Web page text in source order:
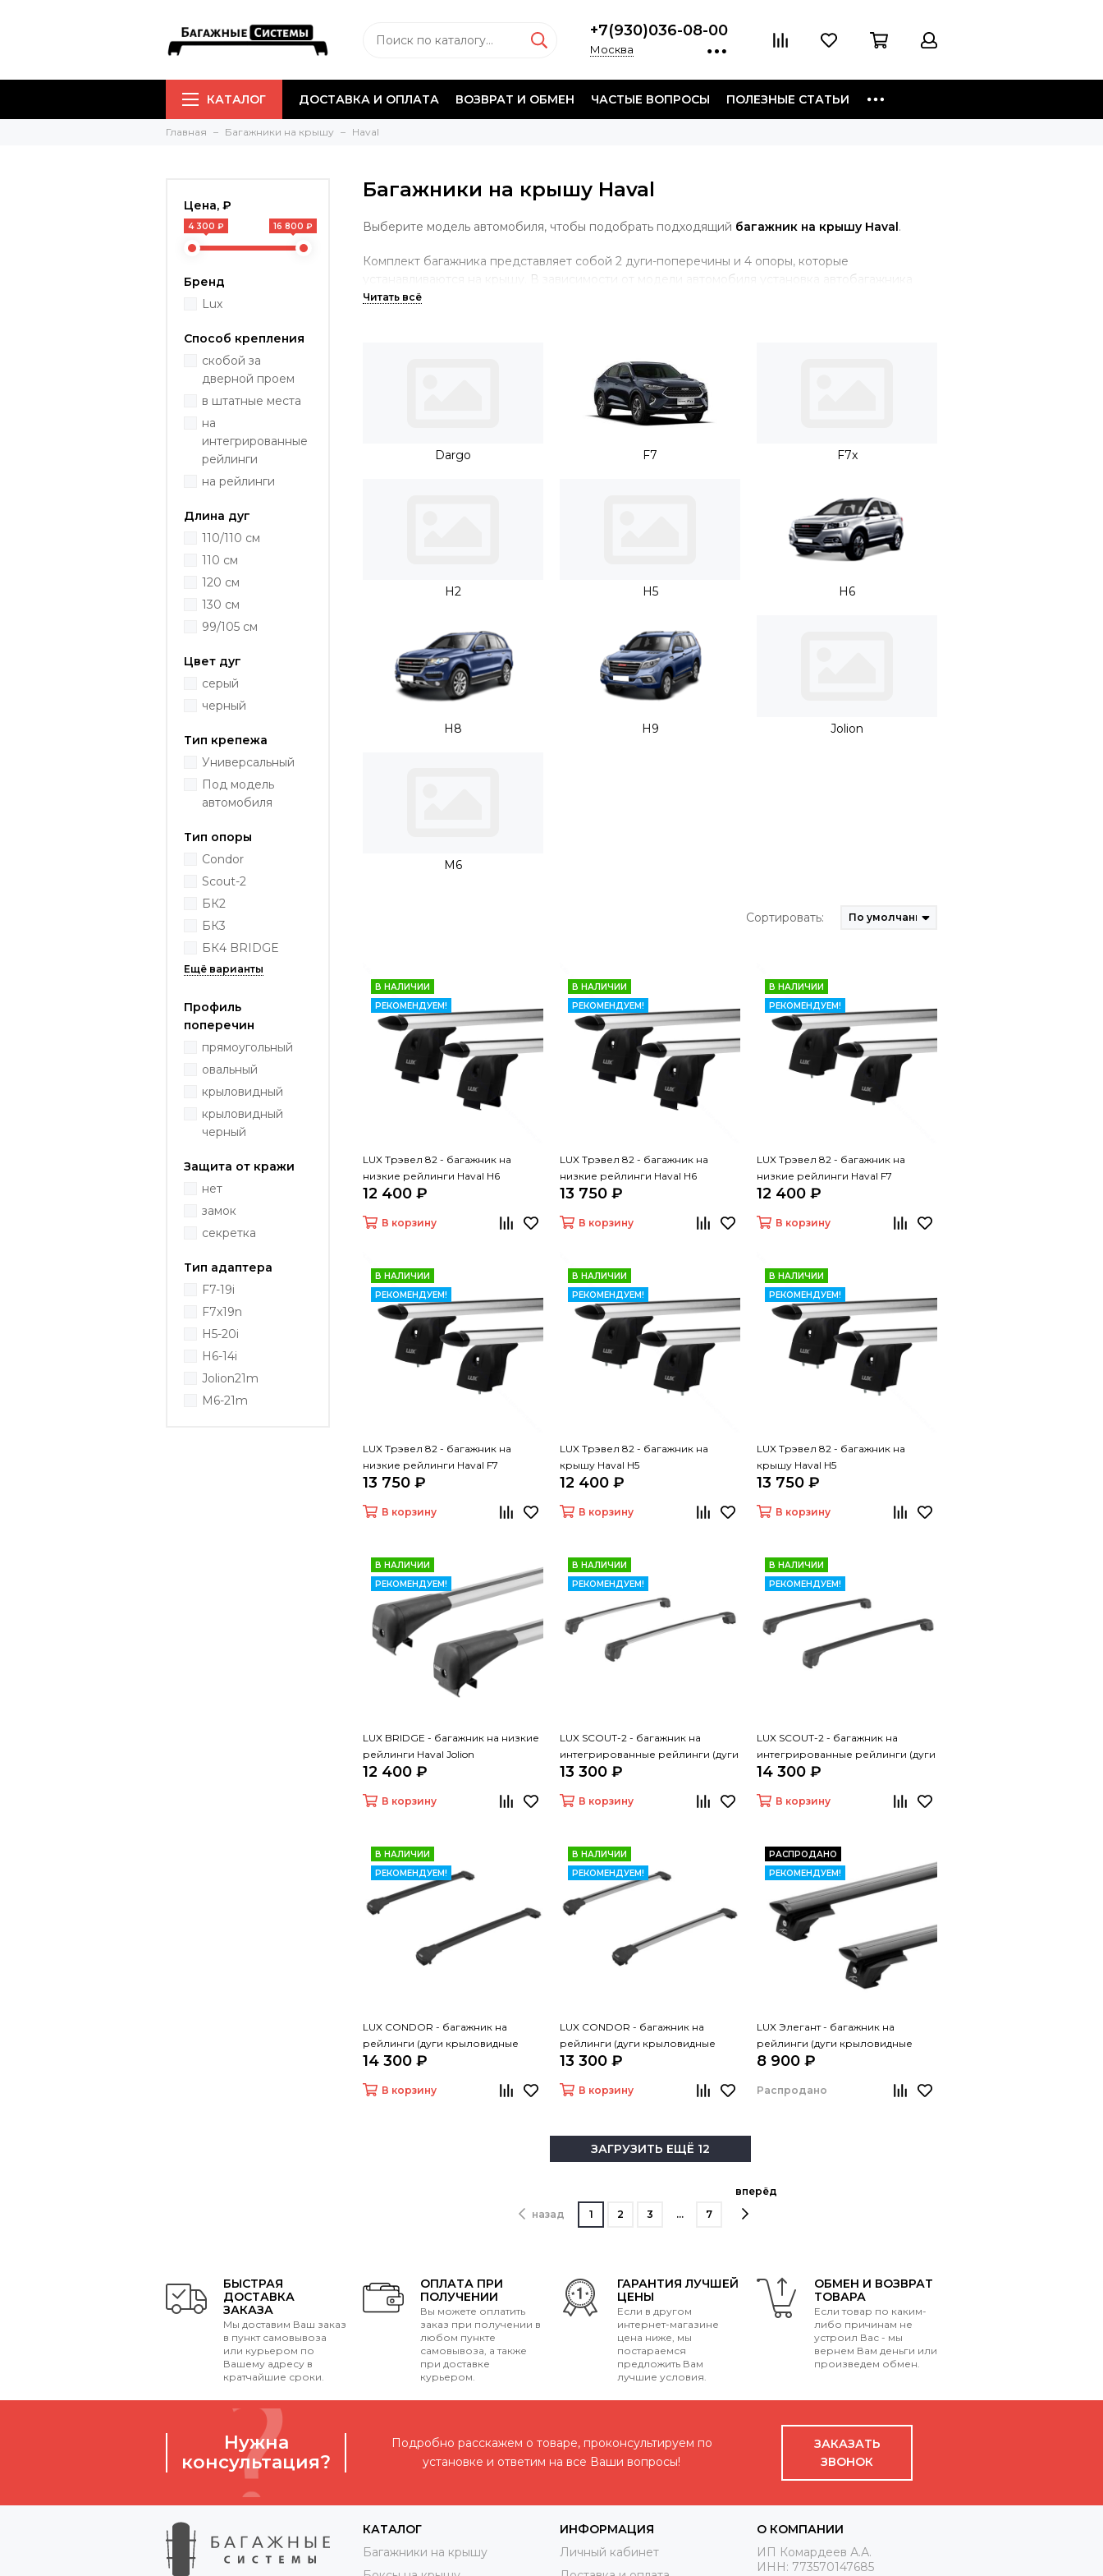
+7(930)036-08-00
Москва
КАТАЛОГ ДОСТАВКА И ОПЛАТА ВОЗВРАТ И ОБМЕН ЧАСТЫЕ ВОПРОСЫ ПОЛЕЗНЫЕ СТАТЬИ
Главная Багажники на крышу Haval
Цена, ₽
4 300 ₽ 16 800 ₽
Бренд
Lux
Способ крепления
скобой за
дверной проем
в штатные места
на
интегрированные
рейлинги
на рейлинги
Длина дуг
110/110 см
110 см
120 см
130 см
99/105 см
Цвет дуг
серый
черный
Тип крепежа
Универсальный
Под модель
автомобиля
Тип опоры
Condor
Scout-2
БК2
БК3
БК4 BRIDGE
Профиль
поперечин
прямоугольный
овальный
крыловидный
крыловидный
черный
Защита от кражи
нет
замок
секретка
Тип адаптера
F7-19i
F7x19n
H5-20i
H6-14i
Jolion21m
M6-21m
Багажники на крышу Haval
Выберите модель автомобиля, чтобы подобрать подходящий багажник на крышу Haval.
Комплект багажника представляет собой 2 дуги-поперечины и 4 опоры, которые
устанавливаются на крышу. В зависимости от модели автомобиля установка автобагажника
производится разными способами. Если на крыше есть заводские штатные места для
осуществляться непосредственно на рейлинги.
Dargo F7 F7x
H2 H5 H6
H8 H9 Jolion
M6
Сортировать:
В НАЛИЧИИ
РЕКОМЕНДУЕМ!
LUX Трэвел 82 - багажник на
низкие рейлинги Haval H6
12 400 ₽
В корзину
В НАЛИЧИИ
РЕКОМЕНДУЕМ!
LUX Трэвел 82 - багажник на
низкие рейлинги Haval H6
13 750 ₽
В корзину
В НАЛИЧИИ
РЕКОМЕНДУЕМ!
LUX Трэвел 82 - багажник на
низкие рейлинги Haval F7
12 400 ₽
В корзину
В НАЛИЧИИ
РЕКОМЕНДУЕМ!
LUX Трэвел 82 - багажник на
низкие рейлинги Haval F7
13 750 ₽
В корзину
В НАЛИЧИИ
РЕКОМЕНДУЕМ!
LUX Трэвел 82 - багажник на
крышу Haval H5
12 400 ₽
В корзину
В НАЛИЧИИ
РЕКОМЕНДУЕМ!
LUX Трэвел 82 - багажник на
крышу Haval H5
13 750 ₽
В корзину
В НАЛИЧИИ
РЕКОМЕНДУЕМ!
LUX BRIDGE - багажник на низкие
рейлинги Haval Jolion
12 400 ₽
В корзину
В НАЛИЧИИ
РЕКОМЕНДУЕМ!
LUX SCOUT-2 - багажник на
интегрированные рейлинги (дуги
крыловидные серые 110 см)
13 300 ₽
В корзину
В НАЛИЧИИ
РЕКОМЕНДУЕМ!
LUX SCOUT-2 - багажник на
интегрированные рейлинги (дуги
крыловидные черные 110 см)
14 300 ₽
В корзину
В НАЛИЧИИ
РЕКОМЕНДУЕМ!
LUX CONDOR - багажник на
рейлинги (дуги крыловидные
черные 110 см)
14 300 ₽
В корзину
В НАЛИЧИИ
РЕКОМЕНДУЕМ!
LUX CONDOR - багажник на
рейлинги (дуги крыловидные
серые 110 см)
13 300 ₽
В корзину
РАСПРОДАНО
РЕКОМЕНДУЕМ!
LUX Элегант - багажник на
рейлинги (дуги крыловидные
черные, 1,2м)
8 900 ₽
Распродано
ЗАГРУЗИТЬ ЕЩЁ 12
назад 1 2 3 … 7
вперёд
БЫСТРАЯ
ДОСТАВКА
ЗАКАЗА
Мы доставим Ваш заказ
в пункт самовывоза
или курьером по
Вашему адресу в
кратчайшие сроки.
ОПЛАТА ПРИ
ПОЛУЧЕНИИ
Вы можете оплатить
заказ при получении в
любом пункте
самовывоза, а также
при доставке
курьером.
ГАРАНТИЯ ЛУЧШЕЙ
ЦЕНЫ
Если в другом
интернет-магазине
цена ниже, мы
постараемся
предложить Вам
лучшие условия.
ОБМЕН И ВОЗВРАТ
ТОВАРА
Если товар по каким-
либо причинам не
устроил Вас - мы
вернем Вам деньги или
произведем обмен.
Нужна
консультация?
Подробно расскажем о товаре, проконсультируем по
установке и ответим на все Ваши вопросы!
ЗАКАЗАТЬ
ЗВОНОК
КАТАЛОГ
Багажники на крышу
ИНФОРМАЦИЯ
Личный кабинет
О КОМПАНИИ
ИП Комардеев А.А.
ИНН: 773570147685